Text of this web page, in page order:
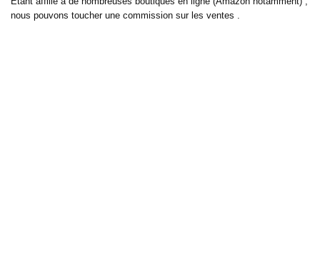
nous pouvons toucher une commission sur les ventes .